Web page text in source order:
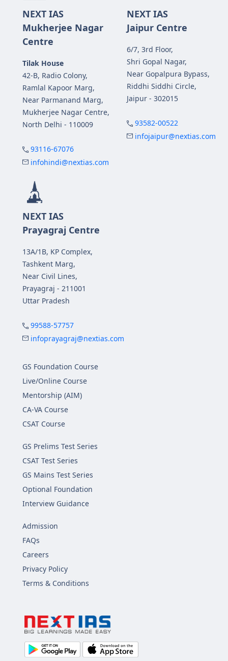
NEXT IAS
Mukherjee Nagar
Centre
Tilak House
42-B, Radio Colony,
Ramlal Kapoor Marg,
Near Parmanand Marg,
Mukherjee Nagar Centre,
North Delhi - 110009
93116-67076
infohindi@nextias.com
NEXT IAS
Jaipur Centre
6/7, 3rd Floor,
Shri Gopal Nagar,
Near Gopalpura Bypass,
Riddhi Siddhi Circle,
Jaipur - 302015
93582-00522
infojaipur@nextias.com
NEXT IAS
Prayagraj Centre
13A/1B, KP Complex,
Tashkent Marg,
Near Civil Lines,
Prayagraj - 211001
Uttar Pradesh
99588-57757
infoprayagraj@nextias.com
GS Foundation Course
Live/Online Course
Mentorship (AIM)
CA-VA Course
CSAT Course
GS Prelims Test Series
CSAT Test Series
GS Mains Test Series
Optional Foundation
Interview Guidance
Admission
FAQs
Careers
Privacy Policy
Terms & Conditions